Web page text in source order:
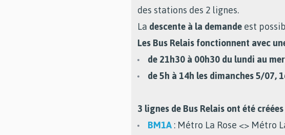
des stations des 2 lignes.
La descente à la demande est
Les Bus Relais fonctionnent avec
de 21h30 à 00h30 du lundi au
de 5h à 14h les dimanches 5/07,
3 lignes de Bus Relais ont été créées
BM1A : Métro La Rose <> Métro